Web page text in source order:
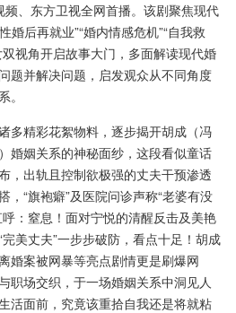
、东方卫视全网首播。该剧聚焦现代
婚后再就业”“婚内情感危机”“自我救
视角开启故事大门，多面解读现代婚
题并解决问题，启发观众从不同角度
。
精彩花絮物料，逐步揭开胡成（冯
婚姻关系的神秘面纱，这段看似童话
，出轨且控制欲极强的丈夫干预渗透
，“旗袍癖”及医院问诊声称“老婆有没
：窒息！面对宁悦的清醒反击及美艳
美丈夫”一步步破防，看点十足！胡成
婚案被网暴等亮点剧情更是刷爆网
职场交织，于一场婚姻关系中洞见人
活面前，究竟该重拾自我还是将就粘